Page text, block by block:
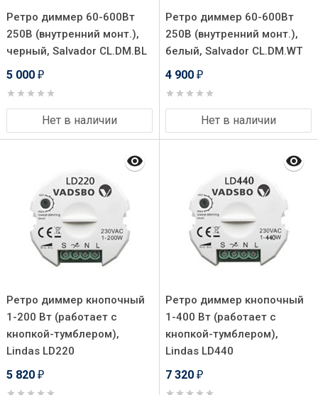
Ретро диммер 60-600Вт
250В (внутренний монт.),
черный, Salvador CL.DM.BL
5 000 ₽
Нет в наличии
Ретро диммер 60-600Вт
250В (внутренний монт.),
белый, Salvador CL.DM.WT
4 900 ₽
Нет в наличии
Ретро диммер кнопочный
1-200 Вт (работает с
кнопкой-тумблером),
Lindas LD220
5 820 ₽
Ретро диммер кнопочный
1-400 Вт (работает с
кнопкой-тумблером),
Lindas LD440
7 320 ₽